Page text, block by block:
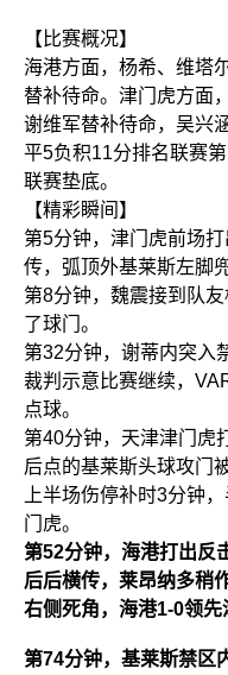
【比赛概况】
海港方面，杨希、维塔
替补待命。津门虎方面
谢维军替补待命，吴兴
平5负积11分排名联赛
联赛垫底。
【精彩瞬间】
第5分钟，津门虎前场
传，弧顶外基莱斯左脚
第8分钟，魏震接到队
了球门。
第32分钟，谢蒂内突入
裁判示意比赛继续，
点球。
第40分钟，天津津门虎
后点的基莱斯头球攻门
上半场伤停补时3分钟
门虎。
第52分钟，海港打出反
后后横传，莱昂纳多稍
右侧死角，海港1-0领先
第74分钟，基莱斯禁区